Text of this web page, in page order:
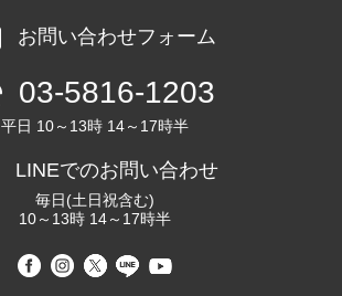
お問い合わせフォーム
03-5816-1203
平日 10～13時 14～17時半
LINEでのお問い合わせ
毎日(土日祝含む)
10～13時 14～17時半